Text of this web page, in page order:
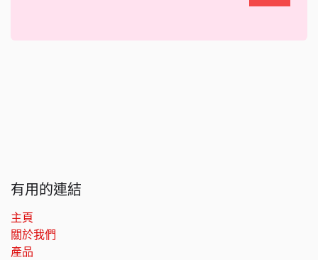
有用的連結
主頁
關於我們
產品